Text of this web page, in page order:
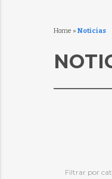
Home » Noticias
Filtrar por